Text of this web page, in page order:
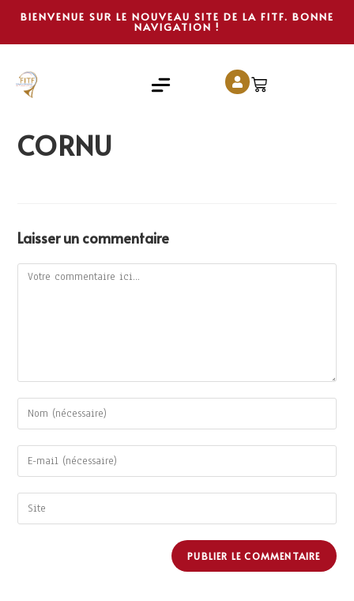
BIENVENUE SUR LE NOUVEAU SITE DE LA FITF. BONNE
NAVIGATION !
CORNU
Laisser un commentaire